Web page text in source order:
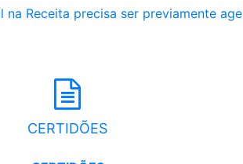
na Receita precisa ser previamente
CERTIDÕES